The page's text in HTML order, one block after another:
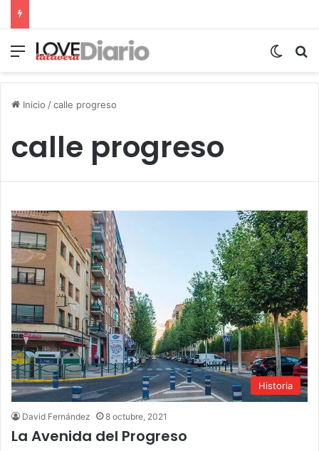
Menú
Inicio /calle progreso
calle progreso
Historia
David Fernández 8 octubre, 2021
La Avenida del Progreso